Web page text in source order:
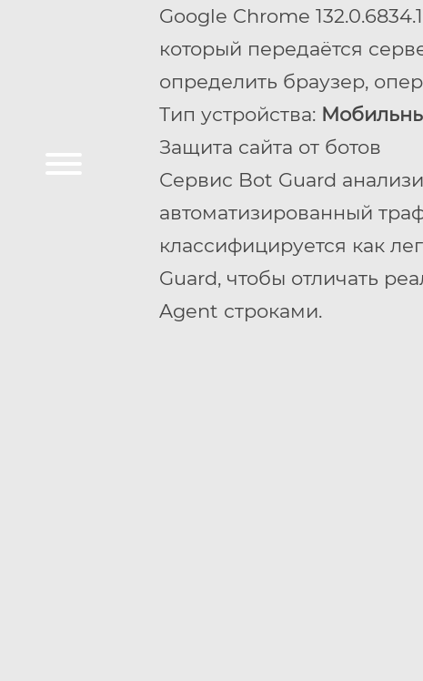
Google Chrome
который передаётся
определить браузер,
Тип устройства:
Защита сайта от ботов
Сервис Bot Guard
автоматизированный
классифицируется как
Guard, чтобы отличать
Agent строками.